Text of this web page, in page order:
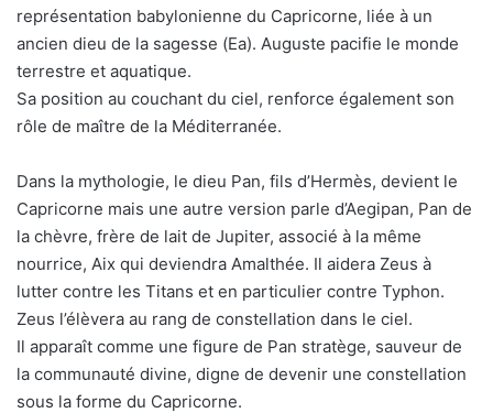
représentation babylonienne du Capricorne, liée à un
ancien dieu de la sagesse (Ea). Auguste pacifie le monde
terrestre et aquatique.
Sa position au couchant du ciel, renforce également son
rôle de maître de la Méditerranée.
Dans la mythologie, le dieu Pan, fils d’Hermès, devient le
Capricorne mais une autre version parle d’Aegipan, Pan de
la chèvre, frère de lait de Jupiter, associé à la même
nourrice, Aix qui deviendra Amalthée. Il aidera Zeus à
lutter contre les Titans et en particulier contre Typhon.
Zeus l’élèvera au rang de constellation dans le ciel.
Il apparaît comme une figure de Pan stratège, sauveur de
la communauté divine, digne de devenir une constellation
sous la forme du Capricorne.